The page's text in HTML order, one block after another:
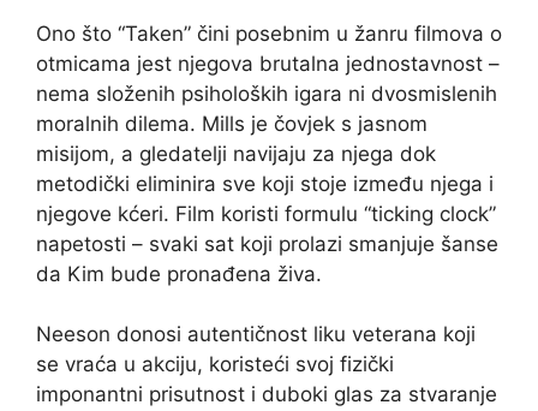
Ono što “Taken” čini posebnim u žanru filmova o
otmicama jest njegova brutalna jednostavnost –
nema složenih psiholoških igara ni dvosmislenih
moralnih dilema. Mills je čovjek s jasnom
misijom, a gledatelji navijaju za njega dok
metodički eliminira sve koji stoje između njega i
njegove kćeri. Film koristi formulu “ticking clock”
napetosti – svaki sat koji prolazi smanjuje šanse
da Kim bude pronađena živa.
Neeson donosi autentičnost liku veterana koji
se vraća u akciju, koristeći svoj fizički
imponantni prisutnost i duboki glas za stvaranje